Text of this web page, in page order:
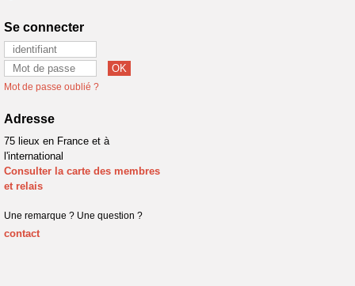
Se connecter
Mot de passe oublié ?
Adresse
75 lieux en France et à
l'international
Consulter la carte des membres
et relais
Une remarque ? Une question ?
contact